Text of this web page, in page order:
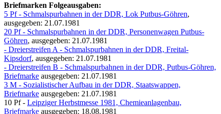
Briefmarken Folgeausgaben:
5 Pf - Schmalspurbahnen in der DDR, Lok Putbus-Göhren,
ausgegeben: 21.07.1981
20 Pf - Schmalspurbahnen in der DDR, Personenwagen Putbus-
Göhren, ausgegeben: 21.07.1981
- Dreierstreifen A - Schmalspurbahnen in der DDR, Freital-
Kipsdorf, ausgegeben: 21.07.1981
- Dreierstreifen B - Schmalspurbahnen in der DDR, Putbus-Göhren,
Briefmarke ausgegeben: 21.07.1981
3 M - Sozialistischer Aufbau in der DDR, Staatswappen,
Briefmarke ausgegeben: 21.07.1981
10 Pf - Leipziger Herbstmesse 1981, Chemieanlagenbau,
Briefmarke ausgegeben: 18.08.1981